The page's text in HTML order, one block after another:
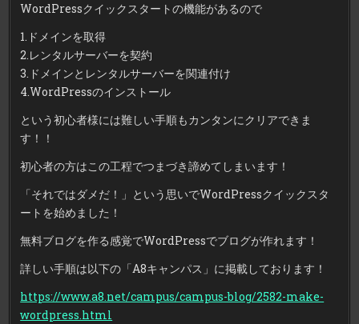
WordPressクイックスタートの機能があるので
1.ドメインを取得
2.レンタルサーバーを契約
3.ドメインとレンタルサーバーを関連付け
4.WordPressのインストール
という初心者様には難しい手順もカンタンにクリアできま
す！！
初心者の方はこの工程でつまづき諦めてしまいます！
「それではダメだ！」という思いでWordPressクイックスタ
ートを始めました！
無料ブログを作る感覚でWordPressでブログが作れます！
詳しい手順は以下の「A8キャンパス」に掲載しております！
https://www.a8.net/campus/campus-blog/2582-make-
wordpress.html